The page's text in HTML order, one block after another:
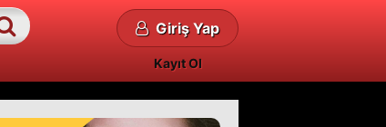
Giriş Yap
Kayıt Ol